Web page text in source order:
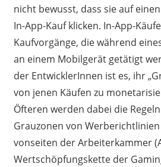
nicht bewusst, dass sie auf
In-App-Kauf klicken. In-App-
Kaufvorgänge, die während
an einem Mobilgerät getätigt
der EntwicklerInnen ist es, ihr „G
von jenen Käufen zu
Öfteren werden dabei die R
Grauzonen von
vonseiten der Arbeiterkammer
Wertschöpfungskette der